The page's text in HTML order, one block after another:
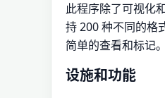
此程序除了可视化
持 200 种不同的格
简单的查看和标记
设施和功能